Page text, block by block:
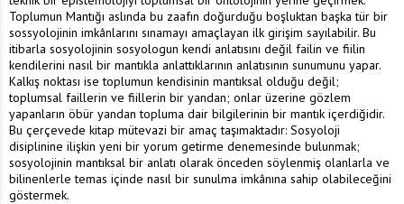
Toplumun Mantığı aslında bu zaafın doğurduğu boşluktan başka tür bir
sossyolojinin imkânlarını sınamayı amaçlayan ilk girişim sayılabilir. Bu
itibarla sosyolojinin sosyologun kendi anlatısını değil failin ve fiilin
kendilerini nasıl bir mantıkla anlattıklarının anlatısının sunumunu yapar.
Kalkış noktası ise toplumun kendisinin mantıksal olduğu değil;
toplumsal faillerin ve fiillerin bir yandan; onlar üzerine gözlem
yapanların öbür yandan topluma dair bilgilerinin bir mantık içerdiğidir.
Bu çerçevede kitap mütevazi bir amaç taşımaktadır: Sosyoloji
disiplinine ilişkin yeni bir yorum getirme denemesinde bulunmak;
sosyolojinin mantıksal bir anlatı olarak önceden söylenmiş olanlarla ve
bilinenlerle temas içinde nasıl bir sunulma imkânına sahip olabileceğini
göstermek.